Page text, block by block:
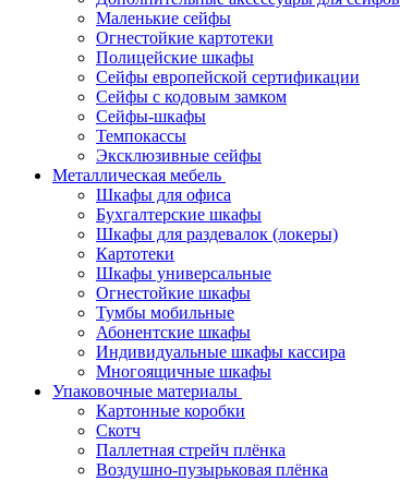
Маленькие сейфы
Огнестойкие картотеки
Полицейские шкафы
Сейфы европейской сертификации
Сейфы с кодовым замком
Сейфы-шкафы
Темпокассы
Эксклюзивные сейфы
Металлическая мебель
Шкафы для офиса
Бухгалтерские шкафы
Шкафы для раздевалок (локеры)
Картотеки
Шкафы универсальные
Огнестойкие шкафы
Тумбы мобильные
Абонентские шкафы
Индивидуальные шкафы кассира
Многоящичные шкафы
Упаковочные материалы
Картонные коробки
Скотч
Паллетная стрейч плёнка
Воздушно-пузырьковая плёнка